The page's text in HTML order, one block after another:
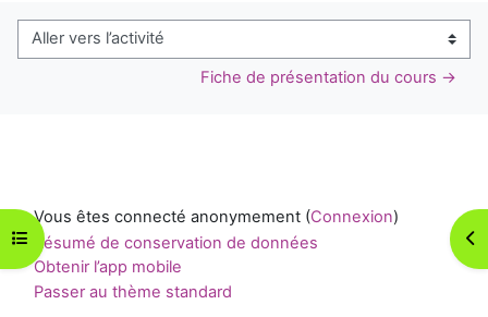
Ouvrir l’index du cours
Aller vers l’activité
Fiche de présentation du cours →
Vous êtes connecté anonymement (Connexion)
Résumé de conservation de données
Obtenir l’app mobile
Passer au thème standard